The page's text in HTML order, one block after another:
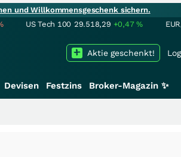
und Willkommensgeschenk sichern.
US Tech 100 29.518,29 +0,47%
Aktie geschenkt!
Devisen Festzins Broker-Magazin ✨